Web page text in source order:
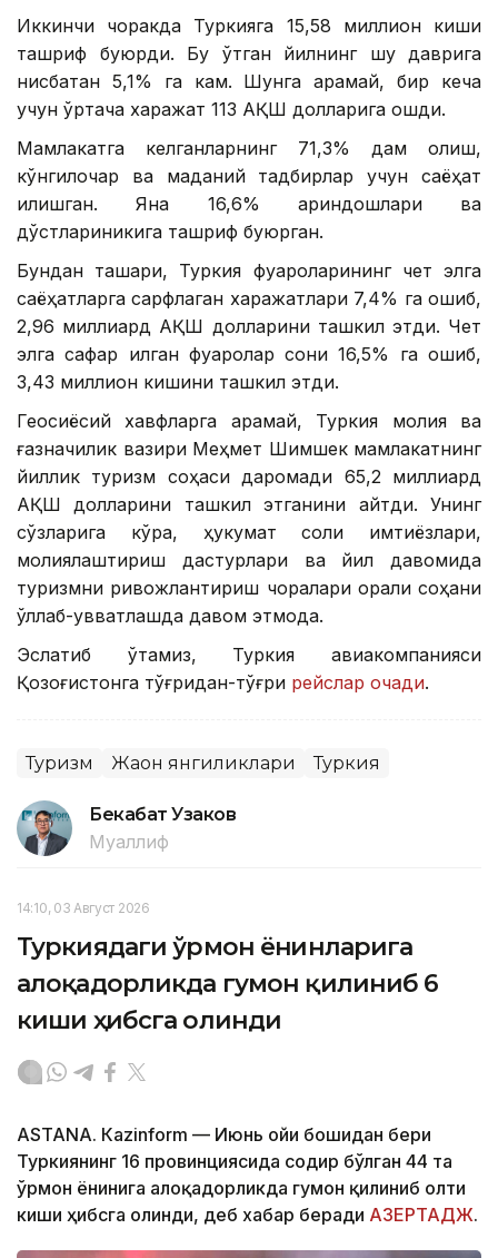
Иккинчи чоракда Туркияга 15,58 миллион киши
ташриф буюрди. Бу ўтган йилнинг шу даврига
нисбатан 5,1% га кам. Шунга қарамай, бир кеча
учун ўртача харажат 113 АҚШ долларига ошди.
Мамлакатга келганларнинг 71,3% дам олиш,
кўнгилочар ва маданий тадбирлар учун саёҳат
қилишган. Яна 16,6% қариндошлари ва
дўстлариникига ташриф буюрган.
Бундан ташқари, Туркия фуқароларининг чет элга
саёҳатларга сарфлаган харажатлари 7,4% га ошиб,
2,96 миллиард АҚШ долларини ташкил этди. Чет
элга сафар қилган фуқаролар сони 16,5% га ошиб,
3,43 миллион кишини ташкил этди.
Геосиёсий хавфларга қарамай, Туркия молия ва
ғазначилик вазири Меҳмет Шимшек мамлакатнинг
йиллик туризм соҳаси даромади 65,2 миллиард
АҚШ долларини ташкил этганини айтди. Унинг
сўзларига кўра, ҳукумат солиқ имтиёзлари,
молиялаштириш дастурлари ва йил давомида
туризмни ривожлантириш чоралари орқали соҳани
қўллаб-қувватлашда давом этмоқда.
Эслатиб ўтамиз, Туркия авиакомпанияси
Қозоғистонга тўғридан-тўғри рейслар очади.
Туризм Жаҳон янгиликлари Туркия
Бекабат Узаков
Муаллиф
14:10, 03 Август 2026
Туркиядаги ўрмон ёнғинларига
алоқадорликда гумон қилиниб 6
киши ҳибсга олинди
ASTANА. Кazinform — Июнь ойи бошидан бери
Туркиянинг 16 провинциясида содир бўлган 44 та
ўрмон ёнғинига алоқадорликда гумон қилиниб олти
киши ҳибсга олинди, деб хабар беради АЗЕРТАДЖ.